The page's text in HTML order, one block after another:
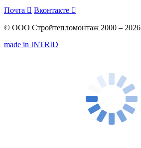
Почта  Вконтакте 
© ООО Стройтепломонтаж 2000 – 2026
made in INTRID